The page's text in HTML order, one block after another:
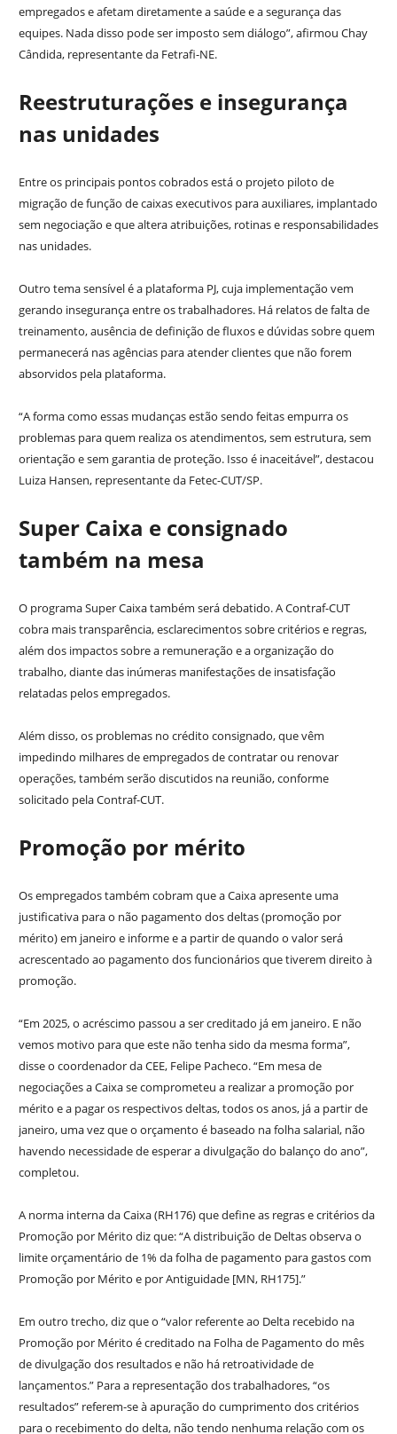
empregados e afetam diretamente a saúde e a segurança das
equipes. Nada disso pode ser imposto sem diálogo”, afirmou Chay
Cândida, representante da Fetrafi-NE.
Reestruturações e insegurança
nas unidades
Entre os principais pontos cobrados está o projeto piloto de
migração de função de caixas executivos para auxiliares, implantado
sem negociação e que altera atribuições, rotinas e responsabilidades
nas unidades.
Outro tema sensível é a plataforma PJ, cuja implementação vem
gerando insegurança entre os trabalhadores. Há relatos de falta de
treinamento, ausência de definição de fluxos e dúvidas sobre quem
permanecerá nas agências para atender clientes que não forem
absorvidos pela plataforma.
“A forma como essas mudanças estão sendo feitas empurra os
problemas para quem realiza os atendimentos, sem estrutura, sem
orientação e sem garantia de proteção. Isso é inaceitável”, destacou
Luiza Hansen, representante da Fetec-CUT/SP.
Super Caixa e consignado
também na mesa
O programa Super Caixa também será debatido. A Contraf-CUT
cobra mais transparência, esclarecimentos sobre critérios e regras,
além dos impactos sobre a remuneração e a organização do
trabalho, diante das inúmeras manifestações de insatisfação
relatadas pelos empregados.
Além disso, os problemas no crédito consignado, que vêm
impedindo milhares de empregados de contratar ou renovar
operações, também serão discutidos na reunião, conforme
solicitado pela Contraf-CUT.
Promoção por mérito
Os empregados também cobram que a Caixa apresente uma
justificativa para o não pagamento dos deltas (promoção por
mérito) em janeiro e informe e a partir de quando o valor será
acrescentado ao pagamento dos funcionários que tiverem direito à
promoção.
“Em 2025, o acréscimo passou a ser creditado já em janeiro. E não
vemos motivo para que este não tenha sido da mesma forma”,
disse o coordenador da CEE, Felipe Pacheco. “Em mesa de
negociações a Caixa se comprometeu a realizar a promoção por
mérito e a pagar os respectivos deltas, todos os anos, já a partir de
janeiro, uma vez que o orçamento é baseado na folha salarial, não
havendo necessidade de esperar a divulgação do balanço do ano”,
completou.
A norma interna da Caixa (RH176) que define as regras e critérios da
Promoção por Mérito diz que: “A distribuição de Deltas observa o
limite orçamentário de 1% da folha de pagamento para gastos com
Promoção por Mérito e por Antiguidade [MN, RH175].”
Em outro trecho, diz que o “valor referente ao Delta recebido na
Promoção por Mérito é creditado na Folha de Pagamento do mês
de divulgação dos resultados e não há retroatividade de
lançamentos.” Para a representação dos trabalhadores, “os
resultados” referem-se à apuração do cumprimento dos critérios
para o recebimento do delta, não tendo nenhuma relação com os